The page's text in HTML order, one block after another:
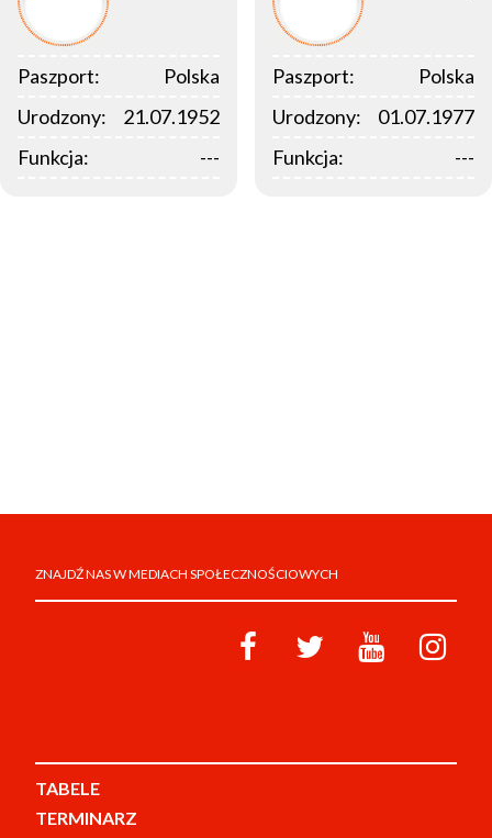
Paszport:
Polska
Urodzony:
21.07.1952
Funkcja:
---
Paszport:
Polska
Urodzony:
01.07.1977
Funkcja:
---
ZNAJDŹ NAS W MEDIACH SPOŁECZNOŚCIOWYCH
TABELE
TERMINARZ